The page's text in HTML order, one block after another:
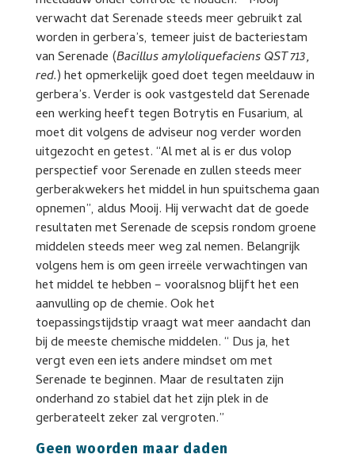
verwacht dat Serenade steeds meer gebruikt zal
worden in gerbera’s, temeer juist de bacteriestam
van Serenade (Bacillus amyloliquefaciens QST 713,
red.) het opmerkelijk goed doet tegen meeldauw in
gerbera’s. Verder is ook vastgesteld dat Serenade
een werking heeft tegen Botrytis en Fusarium, al
moet dit volgens de adviseur nog verder worden
uitgezocht en getest. “Al met al is er dus volop
perspectief voor Serenade en zullen steeds meer
gerberakwekers het middel in hun spuitschema gaan
opnemen”, aldus Mooij. Hij verwacht dat de goede
resultaten met Serenade de scepsis rondom groene
middelen steeds meer weg zal nemen. Belangrijk
volgens hem is om geen irreële verwachtingen van
het middel te hebben – vooralsnog blijft het een
aanvulling op de chemie. Ook het
toepassingstijdstip vraagt wat meer aandacht dan
bij de meeste chemische middelen. “ Dus ja, het
vergt even een iets andere mindset om met
Serenade te beginnen. Maar de resultaten zijn
onderhand zo stabiel dat het zijn plek in de
gerberateelt zeker zal vergroten.”
Geen woorden maar daden